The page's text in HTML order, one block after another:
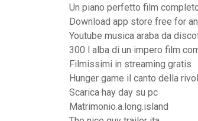
Un piano perfetto film
Download app store free for
Youtube musica araba da
300 l alba di un impero film
Filmissimi in streaming gratis
Hunger game il canto della
Scarica hay day su pc
Matrimonio.a.long.island